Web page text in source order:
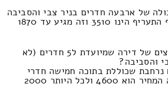
של ארבעה חדרים בניר צבי והסביבה
ללא אריזה ושירותי מנוף התעריף הינו 3510 וזה מגיע עד 1870
מה עלות העברה של חפצים של דירה שמיועדת ל5 חדרים (לא
נרחבת שכוללת בתוכה חמישה חדרי
שינה בניר צבי והסביבה המחיר הוא 4600 ולכל היותר 2000